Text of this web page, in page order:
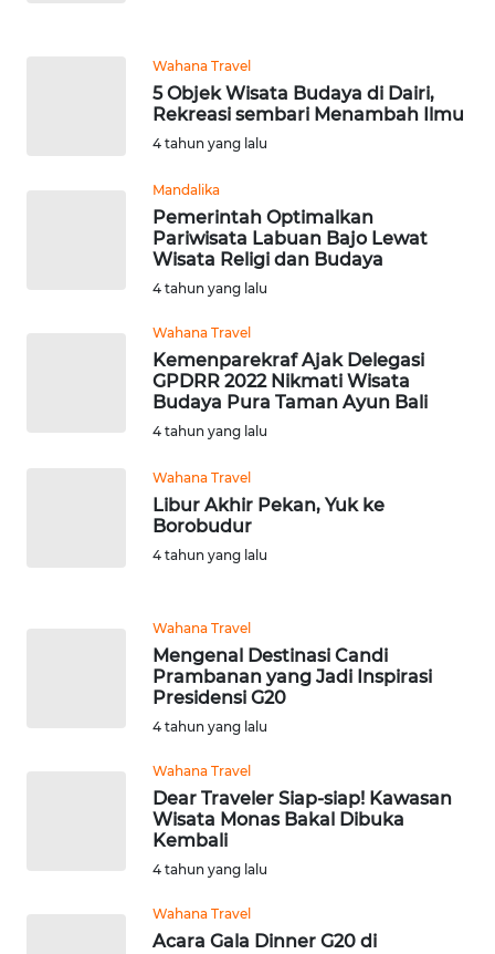
Wahana Travel
5 Objek Wisata Budaya di Dairi,
Rekreasi sembari Menambah Ilmu
4 tahun yang lalu
Mandalika
Pemerintah Optimalkan
Pariwisata Labuan Bajo Lewat
Wisata Religi dan Budaya
4 tahun yang lalu
Wahana Travel
Kemenparekraf Ajak Delegasi
GPDRR 2022 Nikmati Wisata
Budaya Pura Taman Ayun Bali
4 tahun yang lalu
Wahana Travel
Libur Akhir Pekan, Yuk ke
Borobudur
4 tahun yang lalu
Wahana Travel
Mengenal Destinasi Candi
Prambanan yang Jadi Inspirasi
Presidensi G20
4 tahun yang lalu
Wahana Travel
Dear Traveler Siap-siap! Kawasan
Wisata Monas Bakal Dibuka
Kembali
4 tahun yang lalu
Wahana Travel
Acara Gala Dinner G20 di